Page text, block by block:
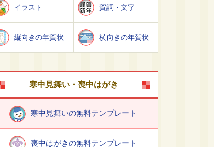
イラスト 賀詞・文字
縦向きの年賀状 横向きの年賀状
寒中見舞い・喪中はがき
寒中見舞いの無料テンプレート
喪中はがきの無料テンプレート